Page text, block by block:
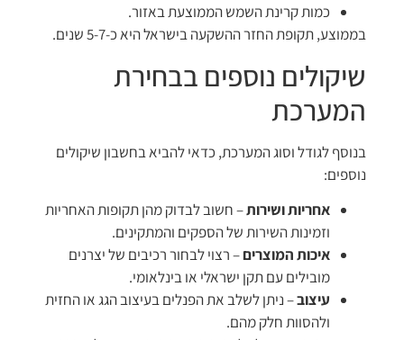
כמות קרינת השמש הממוצעת באזור.
בממוצע, תקופת החזר ההשקעה בישראל היא כ-5-7 שנים.
שיקולים נוספים בבחירת
המערכת
בנוסף לגודל וסוג המערכת, כדאי להביא בחשבון שיקולים
נוספים:
אחריות ושירות– חשוב לבדוק מהן תקופות האחריות
וזמינות השירות של הספקים והמתקינים.
איכות המוצרים– רצוי לבחור רכיבים של יצרנים
מובילים עם תקן ישראלי או בינלאומי.
עיצוב– ניתן לשלב את הפנלים בעיצוב הגג או החזית
ולהסוות חלק מהם.